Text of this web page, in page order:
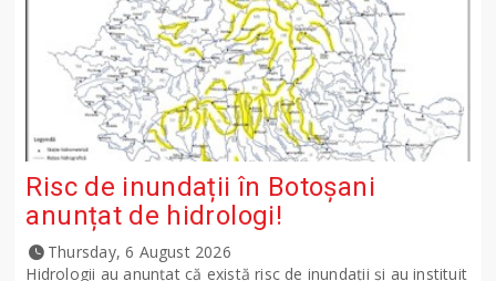
Risc de inundații în Botoșani
anunțat de hidrologi!
Thursday, 6 August 2026
Hidrologii au anunțat că există risc de inundații și au instituit